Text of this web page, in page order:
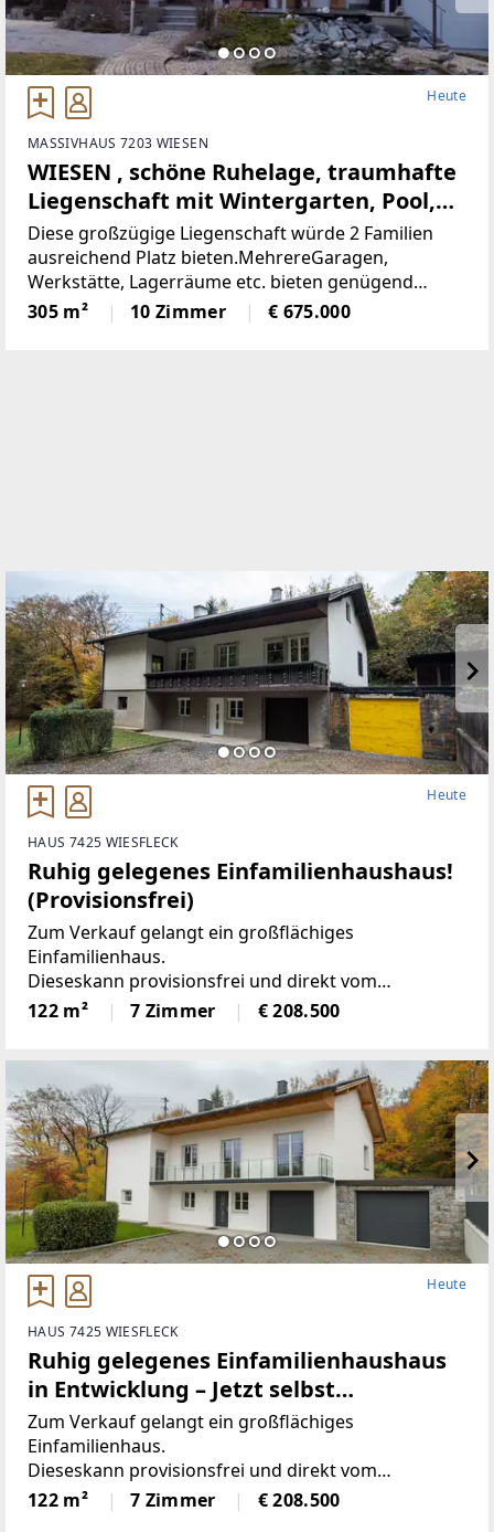
Heute
MASSIVHAUS 7203 WIESEN
WIESEN , schöne Ruhelage, traumhafte
Liegenschaft mit Wintergarten, Pool,
Biotop, 4 Garagen etc. (Provisionsfrei)
Diese großzügige Liegenschaft würde 2 Familien
ausreichend Platz bieten.MehrereGaragen,
Werkstätte, Lagerräume etc. bieten genügend
Möglichkeiten fürdiv.Hobbys. Im Nebengebäude mit
Sommer Küche und Schattenterasse beim
305 m² 10 Zimmer € 675.000
Heute
HAUS 7425 WIESFLECK
Ruhig gelegenes Einfamilienhaushaus!
(Provisionsfrei)
Zum Verkauf gelangt ein großflächiges
Einfamilienhaus.
Dieseskann provisionsfrei und direkt vom
Immobilienentwickler im entkernten Zustand(Ist-
Zustand) erworben werden oder bezugsfertig für
122 m² 7 Zimmer € 208.500
Heute
HAUS 7425 WIESFLECK
Ruhig gelegenes Einfamilienhaushaus
in Entwicklung – Jetzt selbst
mitgestalten! (Provisionsfrei)
Zum Verkauf gelangt ein großflächiges
Einfamilienhaus.
Dieseskann provisionsfrei und direkt vom
Immobilienentwickler im entkernten Zustand(Ist-
Zustand) um den angeführten Kaufpreis erworben
122 m² 7 Zimmer € 208.500